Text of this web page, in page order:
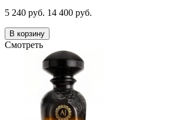
5 240 руб. 14 400 руб.
В корзину
Смотреть